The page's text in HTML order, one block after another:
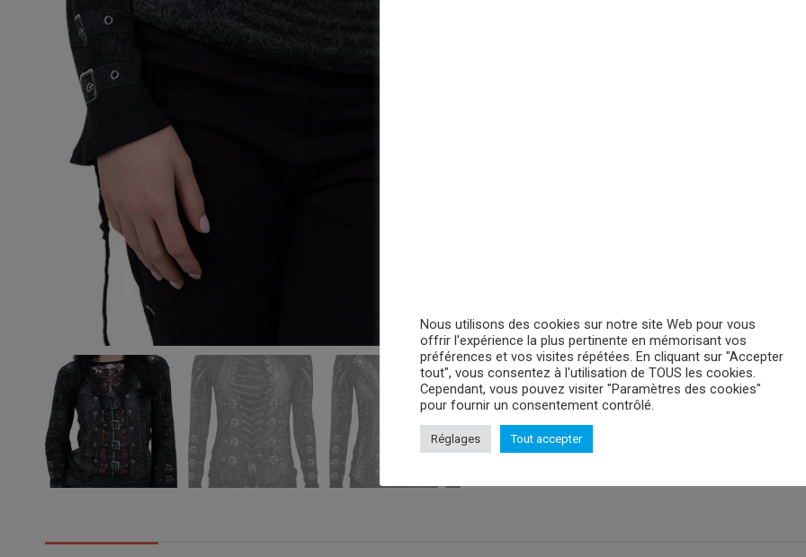
Nous utilisons des cookies sur notre site Web pour vous
offrir l'expérience la plus pertinente en mémorisant vos
préférences et vos visites répétées. En cliquant sur "Accepter
tout", vous consentez à l'utilisation de TOUS les cookies.
Cependant, vous pouvez visiter "Paramètres des cookies"
pour fournir un consentement contrôlé.
Réglages Tout accepter